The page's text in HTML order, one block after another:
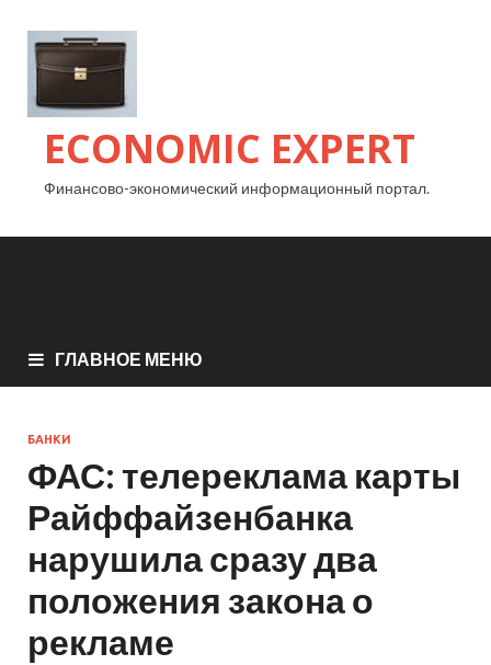
ECONOMIC EXPERT
Финансово-экономический информационный портал.
ГЛАВНОЕ МЕНЮ
БАНКИ
ФАС: телереклама карты
Райффайзенбанка
нарушила сразу два
положения закона о
рекламе